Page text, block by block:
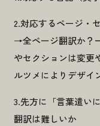
2.対応するページ・
→全ページ翻訳か？
やセクションは変更
ルツメによりデザイ
3.先方に「言葉遣い
翻訳は難しいか